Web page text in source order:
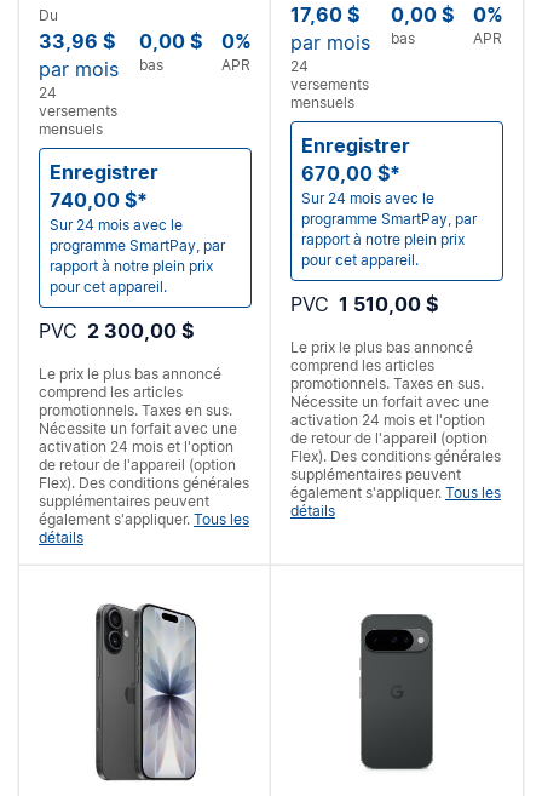
Du
33,96 $
par mois
24
versements
mensuels
0,00 $
bas
0%
APR
Enregistrer
740,00 $*
Sur 24 mois avec le
programme SmartPay, par
rapport à notre plein prix
pour cet appareil.
PVC 2 300,00 $
Le prix le plus bas annoncé
comprend les articles
promotionnels. Taxes en sus.
Nécessite un forfait avec une
activation 24 mois et l'option
de retour de l'appareil (option
Flex). Des conditions générales
supplémentaires peuvent
également s'appliquer. Tous les
détails
17,60 $
par mois
24
versements
mensuels
0,00 $
bas
0%
APR
Enregistrer
670,00 $*
Sur 24 mois avec le
programme SmartPay, par
rapport à notre plein prix
pour cet appareil.
PVC 1 510,00 $
Le prix le plus bas annoncé
comprend les articles
promotionnels. Taxes en sus.
Nécessite un forfait avec une
activation 24 mois et l'option
de retour de l'appareil (option
Flex). Des conditions générales
supplémentaires peuvent
également s'appliquer. Tous les
détails